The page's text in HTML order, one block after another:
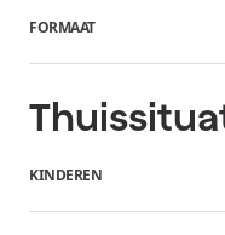
FORMAAT
KINDEREN